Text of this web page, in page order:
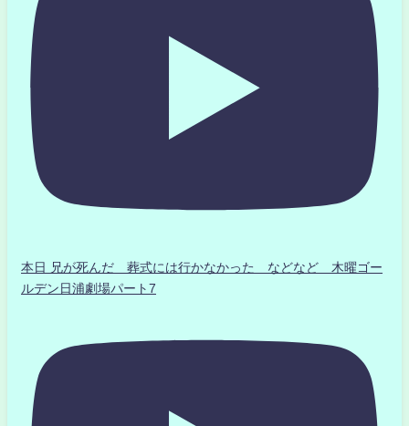
本日 兄が死んだ 葬式には行かなかった などなど 木曜ゴー
ルデン日浦劇場パート7